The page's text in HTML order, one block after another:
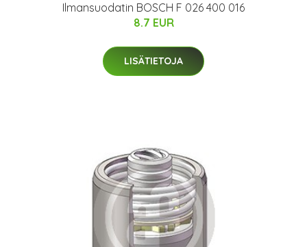
Ilmansuodatin BOSCH F 026 400 016
8.7 EUR
LISÄTIETOJA